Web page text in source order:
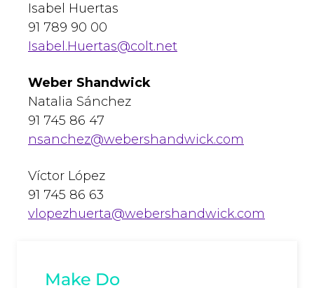
Isabel Huertas
91 789 90 00
Isabel.Huertas@colt.net
Weber Shandwick
Natalia Sánchez
91 745 86 47
nsanchez@webershandwick.com
Víctor López
91 745 86 63
vlopezhuerta@webershandwick.com
Make Do